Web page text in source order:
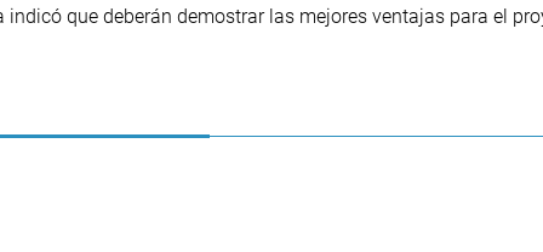
que deberán demostrar las mejores ventajas para el